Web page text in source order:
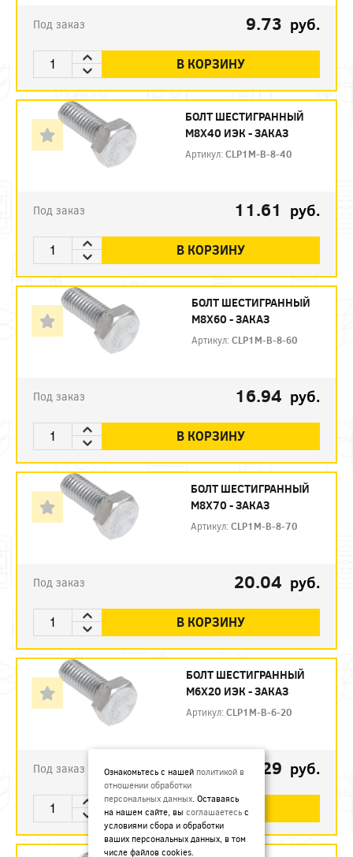
Под заказ 9.73 руб.
В КОРЗИНУ
БОЛТ ШЕСТИГРАННЫЙ
М8Х40 ИЭК - ЗАКАЗ
Артикул:CLP1M-B-8-40
Под заказ 11.61 руб.
В КОРЗИНУ
БОЛТ ШЕСТИГРАННЫЙ
М8Х60 - ЗАКАЗ
Артикул:CLP1M-B-8-60
Под заказ 16.94 руб.
В КОРЗИНУ
БОЛТ ШЕСТИГРАННЫЙ
М8Х70 - ЗАКАЗ
Артикул:CLP1M-B-8-70
Под заказ 20.04 руб.
В КОРЗИНУ
БОЛТ ШЕСТИГРАННЫЙ
М6Х20 ИЭК - ЗАКАЗ
Артикул:CLP1M-B-6-20
Под заказ 4.29 руб.
В КОРЗИНУ
Ознакомьтесь с нашей политикой в
отношении обработки
персональных данных. Оставаясь
на нашем сайте, вы соглашаетесь с
условиями сбора и обработки
ваших персональных данных, в том
числе файлов cookies.